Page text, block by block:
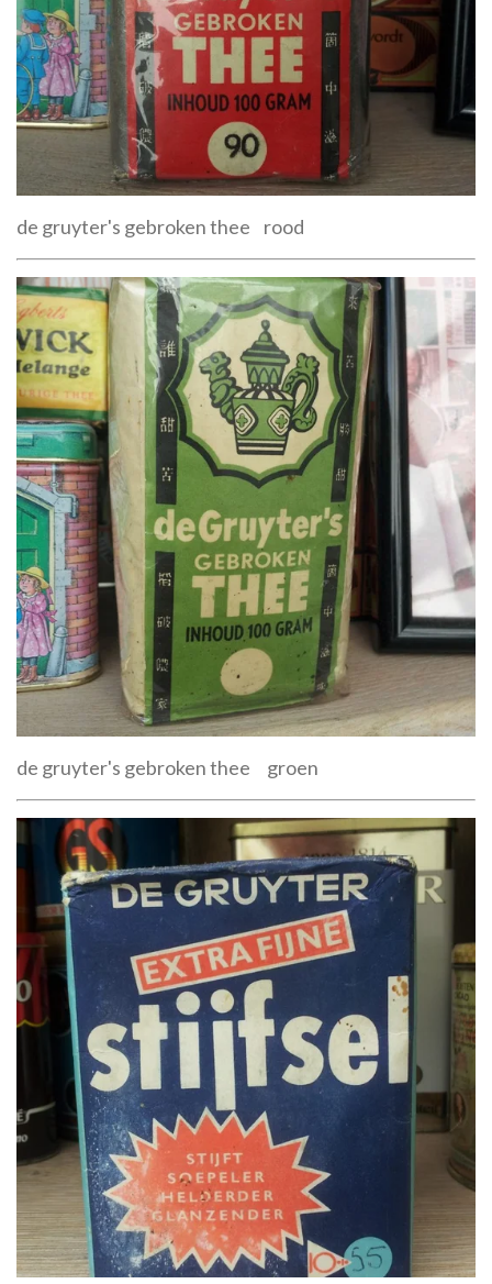
de gruyter's gebroken thee rood
de gruyter's gebroken thee groen